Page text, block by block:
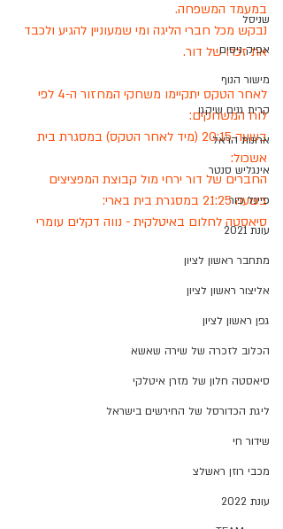
שניסל
אפיק ניסים
מישור הנוף
קרית גנים שיקגו
ארונות הראל
אינגליש סנטר
פיינל פור
עונת 2021
מתחבר ראשון לציון
אליצור ראשון לציון
גפן ראשון לציון
הכלוב לזכרה של שירה שאשא
סיאסטה חלון של מזרן איטלקי
ליגת הכדורסל של החירשים בישראל
שידור חי
מכבי רוזן ראשלצ
עונת 2022
במעמד המשפחה.
נבקש מכל חברי הליגה ומי שמעוניין להגיע ולכבד
את זכרו של דור.
לאחר הטקס יתקיימו משחקי המחזור ה-4 לפי
לוח המשחקים:
בשעה 20:15 (מיד לאחר הטקס) במסגרת בית
אשכול:
החברים של דור ירחי מול קבוצת המפציצים
בשעה 21:25 במסגרת בית בארי:
סיאסטה לחלום באיטלקית - נווה דקלים עומרי